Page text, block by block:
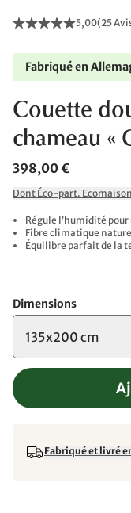
5,00(25
Fabriqué en
Couette
chameau «
398,00 €
Dont Éco-part.
Régule l’humidité
Fibre climatique
Équilibre parfait de la
Dimensions
135x200 cm
Fabriqué et livré